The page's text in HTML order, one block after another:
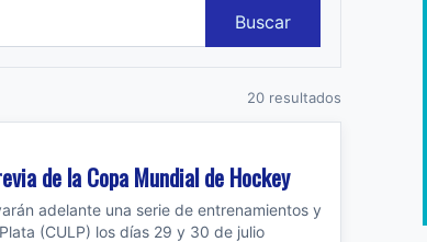
Buscar
20 resultados
de la Copa Mundial de Hockey
adelante una serie de entrenamientos y
(CULP) los días 29 y 30 de julio